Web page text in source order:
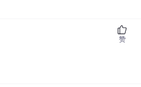
赞